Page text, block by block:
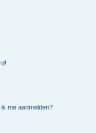
me aanmelden?